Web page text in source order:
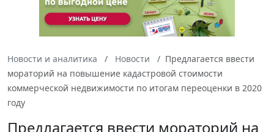
Новости и аналитика Новости
Предлагается ввести
мораторий на повышение кадастровой стоимости
коммерческой недвижимости по итогам переоценки в 2020
году
Предлагается ввести мораторий на